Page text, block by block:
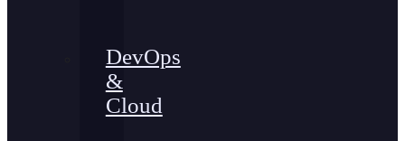
DevOps
&
Cloud